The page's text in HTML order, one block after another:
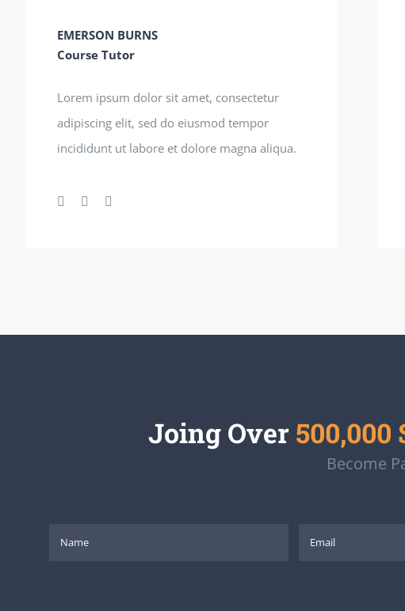
EMERSON BURNS
Course Tutor
Lorem ipsum dolor sit amet, consectetur
adipiscing elit, sed do eiusmod tempor
incididunt ut labore et dolore magna aliqua.
Joing Over 500,000
Become